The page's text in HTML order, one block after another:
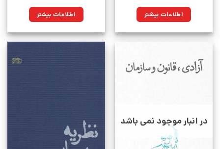
اطلاعات بیشتر اطلاعات بیشتر
در انبار موجود نمی باشد